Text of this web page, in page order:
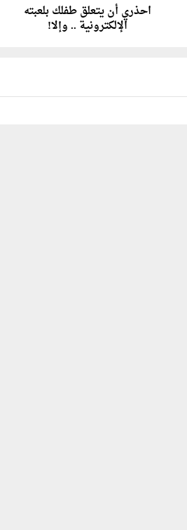
احذري أن يتعلق طفلك بلعبته
الإلكترونية .. وإلا!